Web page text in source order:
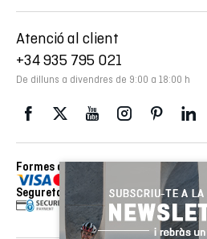
Atenció al client
+34 935 795 021
De dilluns a divendres de 9:00 a 18:00 h
Formes de pagament
Seguretat